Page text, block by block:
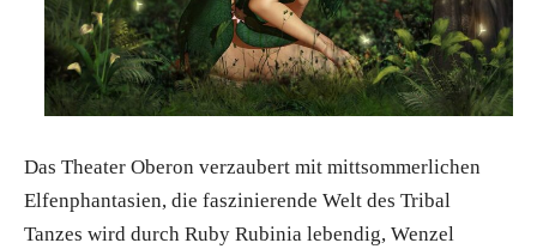
Das Theater Oberon verzaubert mit mittsommerlichen
Elfenphantasien, die faszinierende Welt des Tribal
Tanzes wird durch Ruby Rubinia lebendig, Wenzel